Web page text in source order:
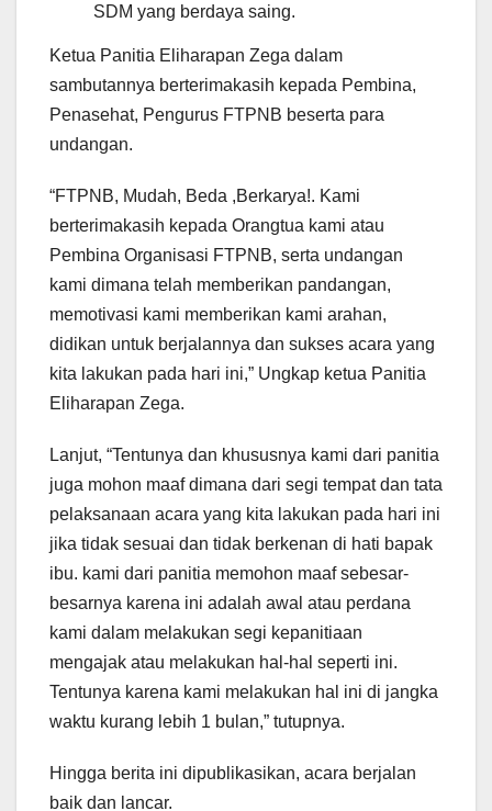
SDM yang berdaya saing.
Ketua Panitia Eliharapan Zega dalam
sambutannya berterimakasih kepada Pembina,
Penasehat, Pengurus FTPNB beserta para
undangan.
“FTPNB, Mudah, Beda ,Berkarya!. Kami
berterimakasih kepada Orangtua kami atau
Pembina Organisasi FTPNB, serta undangan
kami dimana telah memberikan pandangan,
memotivasi kami memberikan kami arahan,
didikan untuk berjalannya dan sukses acara yang
kita lakukan pada hari ini,” Ungkap ketua Panitia
Eliharapan Zega.
Lanjut, “Tentunya dan khususnya kami dari panitia
juga mohon maaf dimana dari segi tempat dan tata
pelaksanaan acara yang kita lakukan pada hari ini
jika tidak sesuai dan tidak berkenan di hati bapak
ibu. kami dari panitia memohon maaf sebesar-
besarnya karena ini adalah awal atau perdana
kami dalam melakukan segi kepanitiaan
mengajak atau melakukan hal-hal seperti ini.
Tentunya karena kami melakukan hal ini di jangka
waktu kurang lebih 1 bulan,” tutupnya.
Hingga berita ini dipublikasikan, acara berjalan
baik dan lancar.